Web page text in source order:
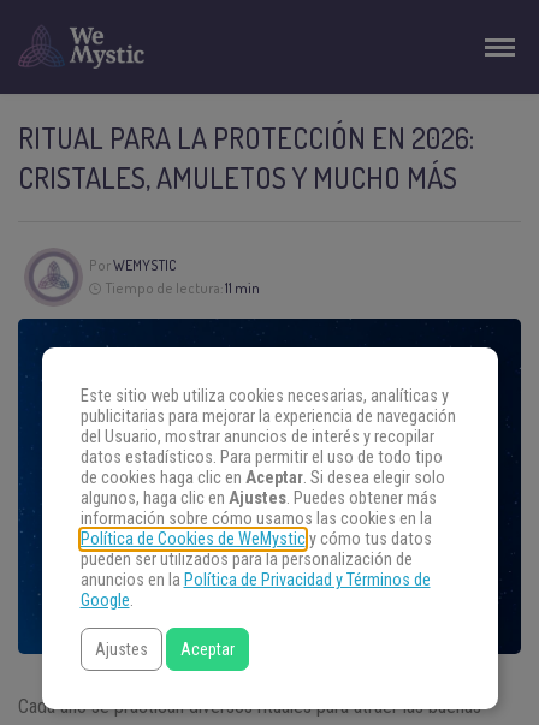
RITUAL PARA LA PROTECCIÓN EN 2026:
CRISTALES, AMULETOS Y MUCHO MÁS
PorWEMYSTIC
Tiempo de lectura:11 min
Cada año se practican diversos rituales para atraer las buenas
Este sitio web utiliza cookies necesarias, analíticas y
publicitarias para mejorar la experiencia de navegación
del Usuario, mostrar anuncios de interés y recopilar
datos estadísticos. Para permitir el uso de todo tipo
de cookies haga clic en Aceptar. Si desea elegir solo
algunos, haga clic en Ajustes. Puedes obtener más
información sobre cómo usamos las cookies en la
Política de Cookies de WeMysticy cómo tus datos
pueden ser utilizados para la personalización de
anuncios en la Política de Privacidad y Términos de
Google.
Ajustes Aceptar